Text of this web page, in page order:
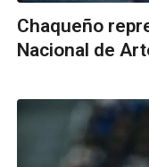
Chaqueño
Nacional de